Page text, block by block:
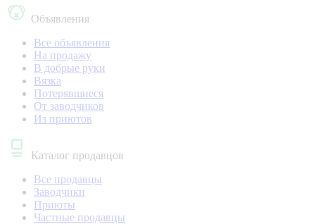
Объявления
Все объявления
На продажу
В добрые руки
Вязка
Потерявшиеся
От заводчиков
Из приютов
Каталог продавцов
Все продавцы
Заводчики
Приюты
Частные продавцы